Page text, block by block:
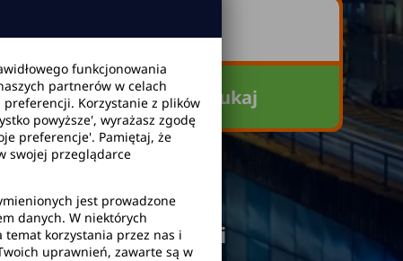
Szukaj
rezerwacji
funkcjonowania
partnerów w celach
Korzystanie z plików
powyższe', wyrażasz zgodę
preferencje'. Pamiętaj, że
swojej przeglądarce
jest prowadzone
danych. W niektórych
korzystania przez nas i
uprawnień, zawarte są w